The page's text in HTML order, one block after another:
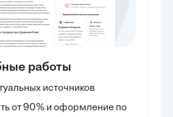
работы
источников
от 90% и оформление по